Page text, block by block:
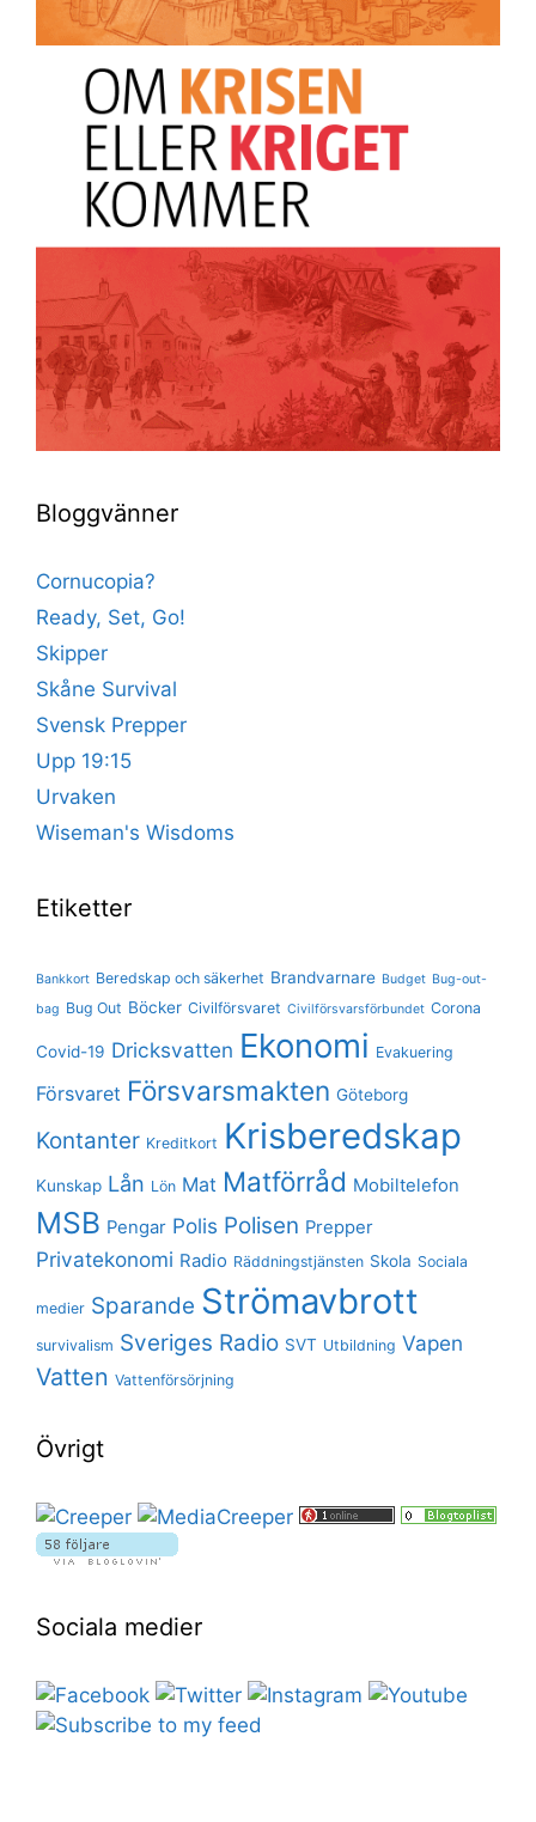
Bloggvänner
Cornucopia?
Ready, Set, Go!
Skipper
Skåne Survival
Svensk Prepper
Upp 19:15
Urvaken
Wiseman's Wisdoms
Etiketter
Bankkort Beredskap och säkerhet Brandvarnare Budget Bug-out-
bag Bug Out Böcker Civilförsvaret Civilförsvarsförbundet Corona
Covid-19 Dricksvatten Ekonomi Evakuering
Försvaret Försvarsmakten Göteborg
Kontanter Kreditkort Krisberedskap
Kunskap Lån Lön Mat Matförråd Mobiltelefon
MSB Pengar Polis Polisen Prepper
Privatekonomi Radio Räddningstjänsten Skola Sociala
medier Sparande Strömavbrott
survivalism Sveriges Radio SVT Utbildning Vapen
Vatten Vattenförsörjning
Övrigt
Sociala medier